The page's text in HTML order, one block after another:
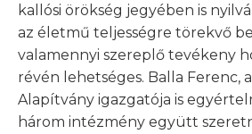
kallósi örökség jegyében is
az életmű teljességre törekvő
valamennyi szereplő tevékeny
révén lehetséges. Balla Ferenc,
Alapítvány igazgatója is
három intézmény együtt